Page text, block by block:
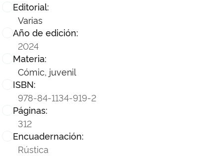
Editorial:
Varias
Año de edición:
2024
Materia:
Cómic, juvenil
ISBN:
978-84-1134-919-2
Páginas:
312
Encuadernación:
Rústica